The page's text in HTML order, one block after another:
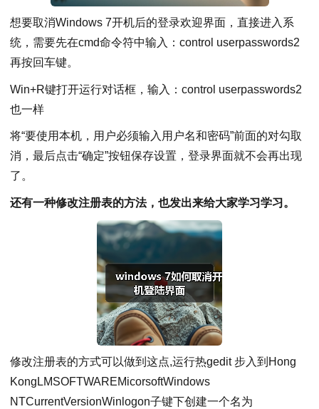
想要取消Windows 7开机后的登录欢迎界面，直接进入系
统，需要先在cmd命令符中输入：control userpasswords2
再按回车键。
Win+R键打开运行对话框，输入：control userpasswords2
也一样
将“要使用本机，用户必须输入用户名和密码”前面的对勾取
消，最后点击“确定”按钮保存设置，登录界面就不会再出现
了。
还有一种修改注册表的方法，也发出来给大家学习学习。
修改注册表的方式可以做到这点,运行热gedit 步入到Hong
KongLMSOFTWAREMicorsoftWindows
NTCurrentVersionWinlogon子键下创建一个名为